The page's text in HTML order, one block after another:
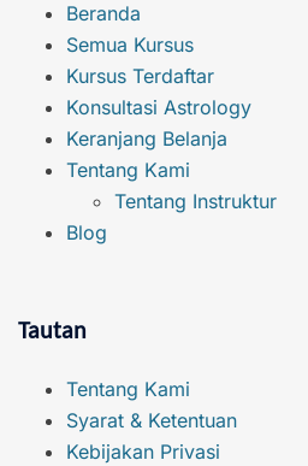
Beranda
Semua Kursus
Kursus Terdaftar
Konsultasi Astrology
Keranjang Belanja
Tentang Kami
Tentang Instruktur
Blog
Tautan
Tentang Kami
Syarat & Ketentuan
Kebijakan Privasi